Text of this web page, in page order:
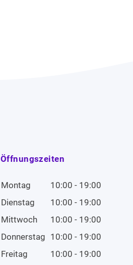
Öffnungszeiten
Montag
10:00 - 19:00
Dienstag
10:00 - 19:00
Mittwoch
10:00 - 19:00
Donnerstag 10:00 - 19:00
Freitag
10:00 - 19:00